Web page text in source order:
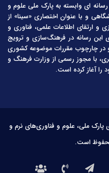
ای وابسته به پارک ملی علوم و
و با عنوان اختصاری «سینا» از
سازی و ارتقای اطلاعات علمی، فناوری و
این رسانه در فرهنگ‌سازی و ترویج
در چارچوب مقررات موضوعه کشوری
با مجوز رسمی از وزارت فرهنگ و
ملی، علوم و فناوری‌های نرم و
است.
تلگرامتماس درباره